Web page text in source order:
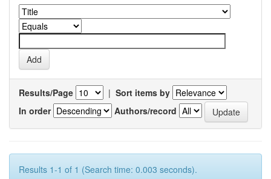
Results/Page | Sort items by
In order
Authors/record
Results 1-1 of 1 (Search time: 0.003 seconds).